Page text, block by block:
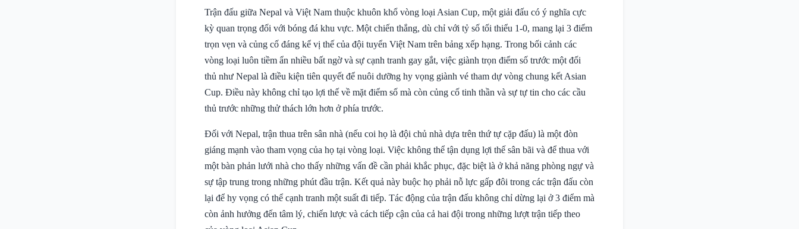
Trận đấu giữa Nepal và Việt Nam thuộc khuôn khổ vòng loại Asian Cup, một giải đấu có ý nghĩa cực
kỳ quan trọng đối với bóng đá khu vực. Một chiến thắng, dù chỉ với tỷ số tối thiểu 1-0, mang lại 3 điểm
trọn vẹn và củng cố đáng kể vị thế của đội tuyển Việt Nam trên bảng xếp hạng. Trong bối cảnh các
vòng loại luôn tiềm ẩn nhiều bất ngờ và sự cạnh tranh gay gắt, việc giành trọn điểm số trước một đối
thủ như Nepal là điều kiện tiên quyết để nuôi dưỡng hy vọng giành vé tham dự vòng chung kết Asian
Cup. Điều này không chỉ tạo lợi thế về mặt điểm số mà còn củng cố tinh thần và sự tự tin cho các cầu
thủ trước những thử thách lớn hơn ở phía trước.
Đối với Nepal, trận thua trên sân nhà (nếu coi họ là đội chủ nhà dựa trên thứ tự cặp đấu) là một đòn
giáng mạnh vào tham vọng của họ tại vòng loại. Việc không thể tận dụng lợi thế sân bãi và để thua với
một bàn phản lưới nhà cho thấy những vấn đề cần phải khắc phục, đặc biệt là ở khả năng phòng ngự và
sự tập trung trong những phút đầu trận. Kết quả này buộc họ phải nỗ lực gấp đôi trong các trận đấu còn
lại để hy vọng có thể cạnh tranh một suất đi tiếp. Tác động của trận đấu không chỉ dừng lại ở 3 điểm mà
còn ảnh hưởng đến tâm lý, chiến lược và cách tiếp cận của cả hai đội trong những lượt trận tiếp theo